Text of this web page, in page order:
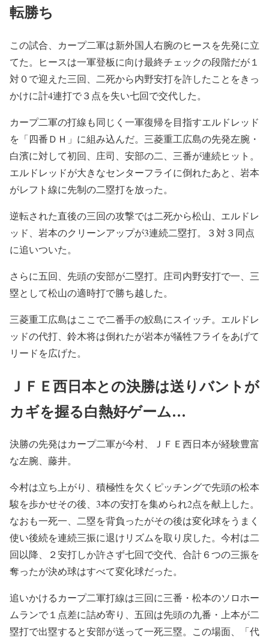
転勝ち
この試合、カープ二軍は新外国人右腕のヒースを先発に立
てた。ヒースは一軍登板に向け最終チェックの段階だが１
対０で迎えた三回、二死から内野安打を許したことをきっ
かけに計4連打で３点を失い七回で交代した。
カープ二軍の打線も同じく一軍復帰を目指すエルドレッド
を「四番ＤＨ」に組み込んだ。三菱重工広島の先発左腕・
白濱に対して初回、庄司、安部の二、三番が連続ヒット。
エルドレッドが大きなセンターフライに倒れたあと、岩本
がレフト線に先制の二塁打を放った。
逆転された直後の三回の攻撃では二死から松山、エルドレ
ッド、岩本のクリーンアップが3連続二塁打。３対３同点
に追いついた。
さらに五回、先頭の安部が二塁打。庄司内野安打で一、三
塁として松山の適時打で勝ち越した。
三菱重工広島はここで二番手の鮫島にスイッチ。エルドレ
ッドの代打、鈴木将は倒れたが岩本が犠牲フライをあげて
リードを広げた。
ＪＦＥ西日本との決勝は送りバントが
カギを握る白熱好ゲーム…
決勝の先発はカープ二軍が今村、ＪＦＥ西日本が経験豊富
な左腕、藤井。
今村は立ち上がり、積極性を欠くピッチングで先頭の松本
駿を歩かせその後、3本の安打を集められ2点を献上した。
なおも一死一、二塁を背負ったがその後は変化球をうまく
使い後続を連続三振に退けリズムを取り戻した。今村は二
回以降、２安打しか許さず七回で交代、合計６つの三振を
奪ったが決め球はすべて変化球だった。
追いかけるカープ二軍打線は三回に三番・松本のソロホー
ムランで１点差に詰め寄り、五回は先頭の九番・上本が二
塁打で出塁すると安部が送って一死三塁。この場面、「代